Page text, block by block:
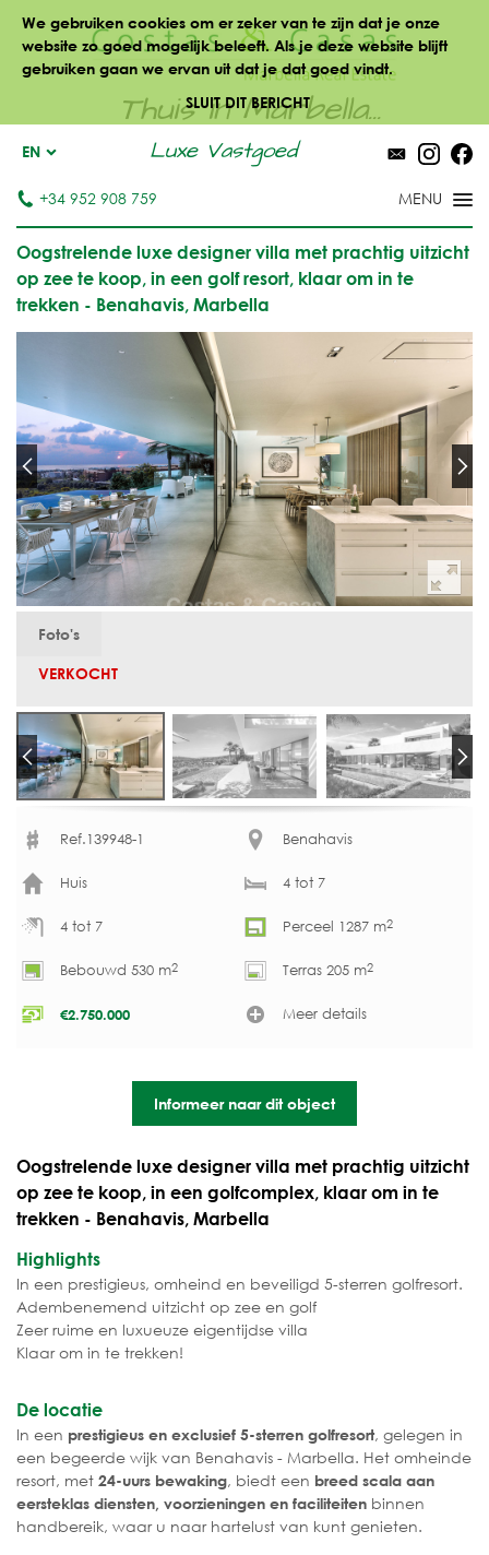
We gebruiken cookies om er zeker van te zijn dat je onze
website zo goed mogelijk beleeft. Als je deze website blijft
gebruiken gaan we ervan uit dat je dat goed vindt.
SLUIT DIT BERICHT
Thuis in Marbella...
Luxe Vastgoed
EN
+34 952 908 759
Oogstrelende luxe designer villa met prachtig uitzicht
op zee te koop, in een golf resort, klaar om in te
trekken - Benahavis, Marbella
Foto's
VERKOCHT
Ref.139948-1 Benahavis
Huis 4 tot 7
4 tot 7 Perceel 1287 m2
Bebouwd 530 m2 Terras 205 m2
€2.750.000 Meer details
Informeer naar dit object
Oogstrelende luxe designer villa met prachtig uitzicht
op zee te koop, in een golfcomplex, klaar om in te
trekken - Benahavis, Marbella
Highlights
In een prestigieus, omheind en beveiligd 5-sterren golfresort.
Adembenemend uitzicht op zee en golf
Zeer ruime en luxueuze eigentijdse villa
Klaar om in te trekken!
De locatie
In een prestigieus en exclusief 5-sterren golfresort, gelegen in
een begeerde wijk van Benahavis - Marbella. Het omheinde
resort, met 24-uurs bewaking, biedt een breed scala aan
eersteklas diensten, voorzieningen en faciliteiten binnen
handbereik, waar u naar hartelust van kunt genieten.